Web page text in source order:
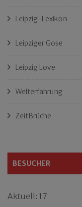
Leipzig-Lexikon
Leipziger Gose
Leipzig Love
Welterfahrung
ZeitBrüche
BESUCHER
Aktuell: 17